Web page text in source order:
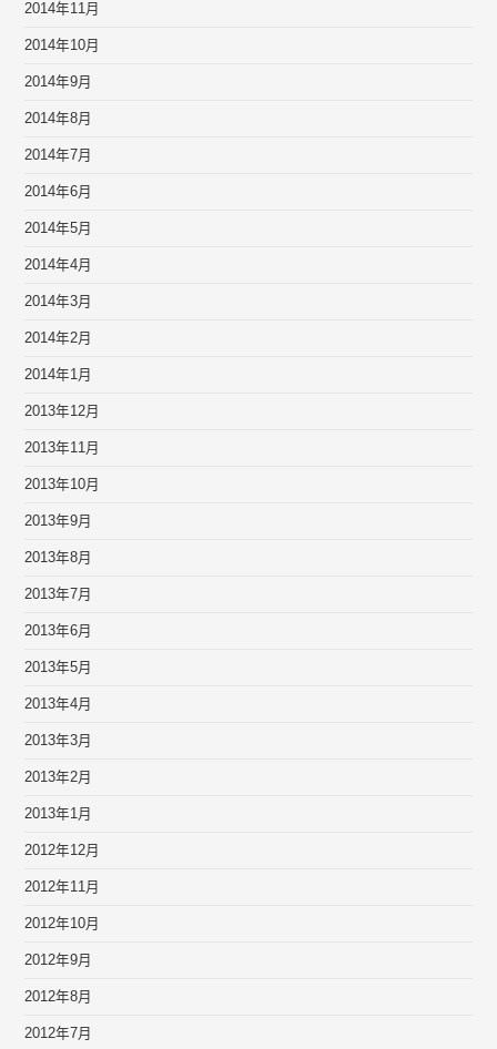
2014年11月
2014年10月
2014年9月
2014年8月
2014年7月
2014年6月
2014年5月
2014年4月
2014年3月
2014年2月
2014年1月
2013年12月
2013年11月
2013年10月
2013年9月
2013年8月
2013年7月
2013年6月
2013年5月
2013年4月
2013年3月
2013年2月
2013年1月
2012年12月
2012年11月
2012年10月
2012年9月
2012年8月
2012年7月